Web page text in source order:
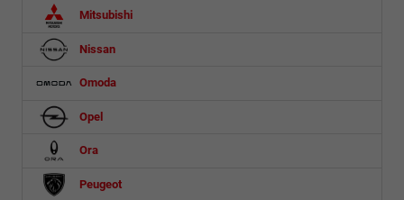
Mitsubishi
Nissan
Omoda
Opel
Ora
Peugeot